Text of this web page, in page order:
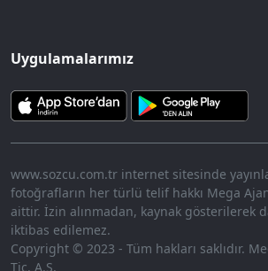
Uygulamalarımız
www.sozcu.com.tr internet sitesinde
fotoğrafların her türlü telif hakkı Mega
aittir. İzin alınmadan, kaynak gösterilerek
iktibas edilemez.
Copyright © 2023 - Tüm hakları saklıdır.
Tic. A.Ş.